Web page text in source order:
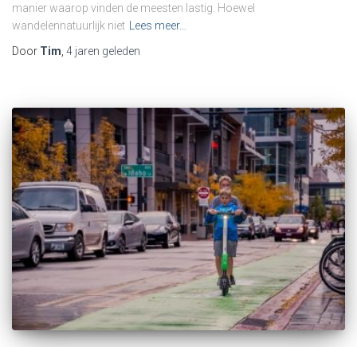
manier waarop vinden de meesten lastig. Hoewel
wandelennatuurlijk niet Lees meer…
Door Tim, 4 jaren geleden